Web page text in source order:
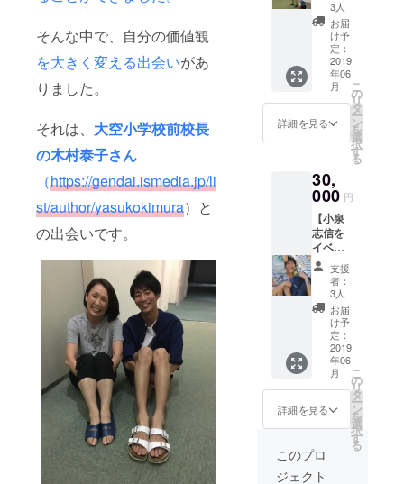
そんな中で、自分の価値観
を大きく変える出会いがあ
りました。
それは、 大空小学校前校長
の木村泰子さん
（https://gendai.ismedia.jp/li
st/author/yasukokimura）と
の出会いです。
を予定
してい
ます。
学生
じゃな
い方で
も大歓
迎で
す！！
を終え
て、
ショッ
プの実
践を踏
まえた
レポー
トをお
渡しで
きれば
と思っ
ていま
す。 レ
ポート
のデー
タを
ればと
事をし
ながら
色々な
話をし
ましょ
う！ 日
時など
は相談
して決
められ
いま
す。
3人
お届
け予
定：
2019
年06
月
詳細を見る
こ
の
リ
タ
ー
ン
を
選
択
す
る
30,
000 円
【小泉
志信を
イベン
トなど
に1日召
喚でき
る券】
なんで
もやり
す！！
以前
やった
特別支
援関係
ク
ショッ
プをや
支援
者：
3人
お届
け予
定：
2019
年06
月
詳細を見る
こ
の
リ
タ
ー
ン
を
選
択
す
る
このプロ
ジェクト